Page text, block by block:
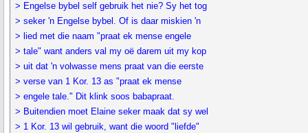
> Engelse bybel self gebruik het nie? Sy het tog
> seker 'n Engelse bybel. Of is daar miskien 'n
> lied met die naam "praat ek mense engele
> tale" want anders val my oë darem uit my kop
> uit dat 'n volwasse mens praat van die eerste
> verse van 1 Kor. 13 as "praat ek mense
> engele tale." Dit klink soos babapraat.
> Buitendien moet Elaine seker maak dat sy wel
> 1 Kor. 13 wil gebruik, want die woord "liefde"